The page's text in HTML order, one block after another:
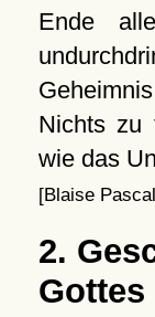
Ende
Nichts zu
wie das
[Blaise
2.
Gottes